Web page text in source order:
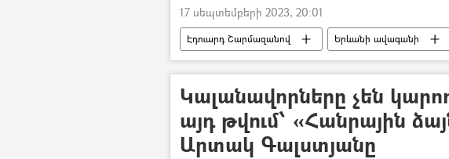
17 սեպտեմբերի 2023, 20:01
Էդուարդ Շարմազանով Երևանի ավագանի
ՏԻՄ ընտրություններ
Կալանավորները չեն
այդ թվում՝ «Հանրային
Արտակ Գալստյանը